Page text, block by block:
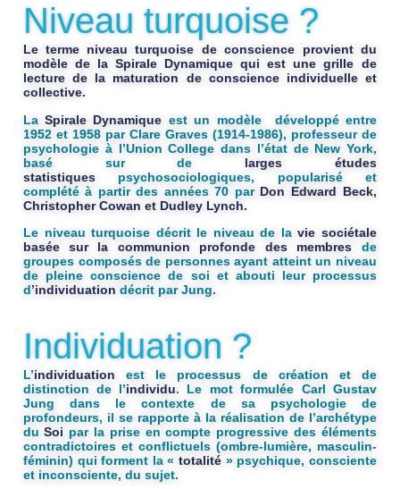
Niveau turquoise ?
Le terme niveau turquoise de conscience provient du
modèle de la Spirale Dynamique qui est une grille de
lecture de la maturation de conscience individuelle et
collective.
La Spirale Dynamique est un modèle développé entre
1952 et 1958 par Clare Graves (1914-1986), professeur de
psychologie à l’Union College dans l’état de New York,
basé sur de larges études
statistiques psychosociologiques, popularisé et
complété à partir des années 70 par Don Edward Beck,
Christopher Cowan et Dudley Lynch.
Le niveau turquoise décrit le niveau de la vie sociétale
basée sur la communion profonde des membres de
groupes composés de personnes ayant atteint un niveau
de pleine conscience de soi et abouti leur processus
d’individuation décrit par Jung.
Individuation ?
L’individuation est le processus de création et de
distinction de l’individu. Le mot formulée Carl Gustav
Jung dans le contexte de sa psychologie de
profondeurs, il se rapporte à la réalisation de l’archétype
du Soi par la prise en compte progressive des éléments
contradictoires et conflictuels (ombre-lumière, masculin-
féminin) qui forment la « totalité » psychique, consciente
et inconsciente, du sujet.